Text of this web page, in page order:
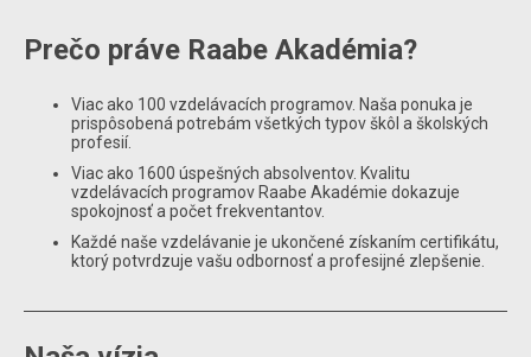
Prečo práve Raabe Akadémia?
Viac ako 100 vzdelávacích programov. Naša ponuka je
prispôsobená potrebám všetkých typov škôl a školských
profesií.
Viac ako 1600 úspešných absolventov. Kvalitu
vzdelávacích programov Raabe Akadémie dokazuje
spokojnosť a počet frekventantov.
Každé naše vzdelávanie je ukončené získaním certifikátu,
ktorý potvrdzuje vašu odbornosť a profesijné zlepšenie.